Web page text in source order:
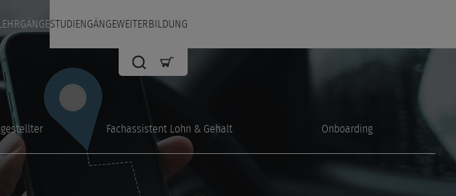
LEHRGÄNGESTUDIENGÄNGEWEITERBILDUNG
Fachassistent Lohn & Gehalt Onboarding